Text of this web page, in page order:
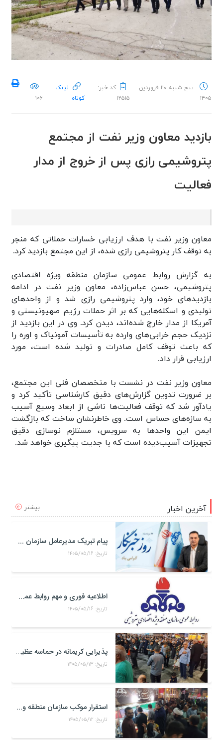
پنج شنبه ۲۰ فروردین
۱۴۰۵
کد خبر:
۱۲۵۱۵
لینک
کوتاه
۱۰۶
بازدید معاون وزیر نفت از مجتمع
پتروشیمی رازی پس از خروج از مدار
فعالیت ‌
معاون وزیر نفت با هدف ارزیابی خسارات حملاتی که منجر
به توقف کار پتروشیمی رازی شده، از این مجتمع بازدید کرد.
به گزارش روابط عمومی سازمان منطقه ویژه اقتصادی
پتروشیمی، حسن عباس‌زاده، معاون وزیر نفت در ادامه
بازدیدهای خود، وارد پتروشیمی رازی شد و از واحدهای
تولیدی و اسکله‌هایی که بر اثر حملات رژیم صهیونیستی و
آمریکا از مدار خارج شده‌اند، دیدن کرد. وی در این بازدید از
نزدیک حجم خرابی‌های وارده به تأسیسات آمونیاک و اوره را
که باعث توقف کامل صادرات و تولید شده است، مورد
ارزیابی قرار داد.
معاون وزیر نفت در نشست با متخصصان فنی این مجتمع،
بر ضرورت تدوین گزارش‌های دقیق کارشناسی تأکید کرد و
یادآور شد که توقف فعالیت‌ها ناشی از ابعاد وسیع آسیب
به سازه‌های حساس است. وی خاطرنشان ساخت که بازگشت
ایمن این واحدها به سرویس، مستلزم نوسازی دقیق
تجهیزات آسیب‌دیده است که با جدیت پیگیری خواهد شد.
بیشتر آخرین اخبار
پیام تبریک مدیرعامل سازمان منطقه ویژه اقتصادی پتروشیمی به مناسبت روز خبرنگار
تاریخ: ۱۴۰۵/۰۵/۱۶
اطلاعیه فوری و مهم روابط عمومی و سخنگوی کمیته مدیریت بحران منطقه ويژه اقتصادی پتروشيمی
تاریخ: ۱۴۰۵/۰۵/۱۶
پذیرایی کریمانه در حماسه عظیم اربعین حسینی
تاریخ: ۱۴۰۵/۰۵/۱۳
استقرار موکب سازمان منطقه ویژه اقتصادی پتروشیمی در محل تجمعات مردمی در میدان امام بندر ماهشهر
تاریخ: ۱۴۰۵/۰۵/۱۲